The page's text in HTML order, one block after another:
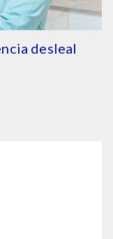
desleal